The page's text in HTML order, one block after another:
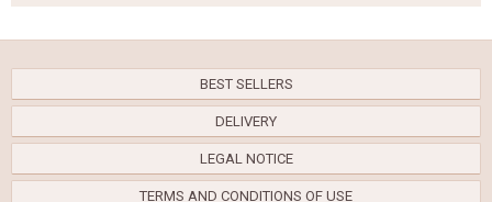
BEST SELLERS
DELIVERY
LEGAL NOTICE
TERMS AND CONDITIONS OF USE